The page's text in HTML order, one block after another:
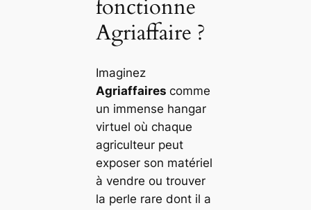
fonctionne
Agriaffaire ?
Imaginez
Agriaffaires comme
un immense hangar
virtuel où chaque
agriculteur peut
exposer son matériel
à vendre ou trouver
la perle rare dont il a